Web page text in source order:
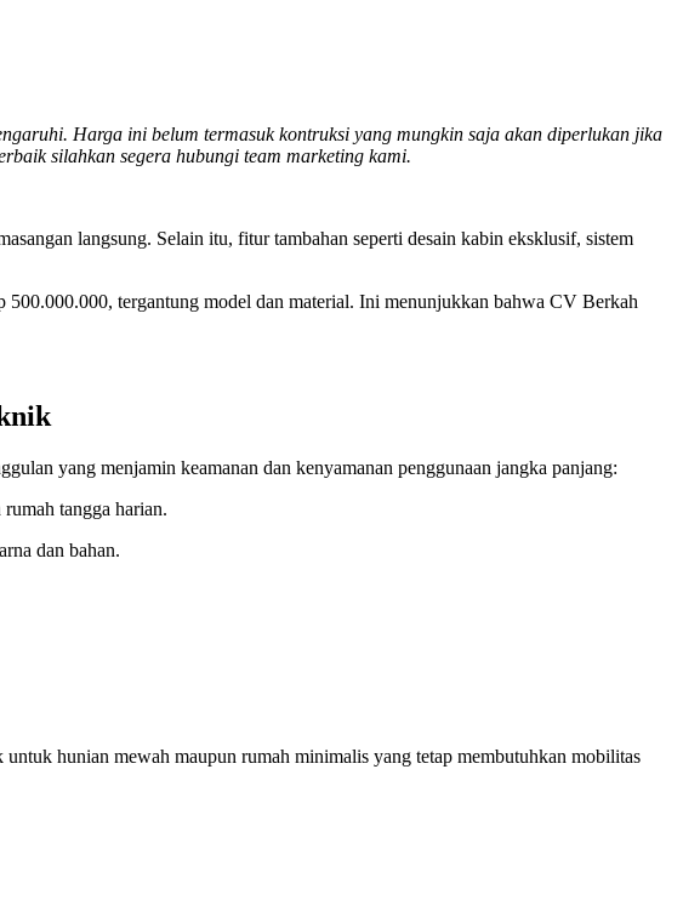
Harga ini belum termasuk kontruksi yang mungkin saja akan diperlukan jika
silahkan segera hubungi team marketing kami.
langsung. Selain itu, fitur tambahan seperti desain kabin eksklusif, sistem
tergantung model dan material. Ini menunjukkan bahwa CV Berkah
yang menjamin keamanan dan kenyamanan penggunaan jangka panjang:
tangga harian.
dan bahan.
hunian mewah maupun rumah minimalis yang tetap membutuhkan mobilitas